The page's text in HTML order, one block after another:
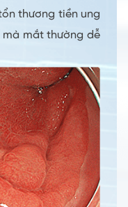
thương tiền ung
mắt thường dễ